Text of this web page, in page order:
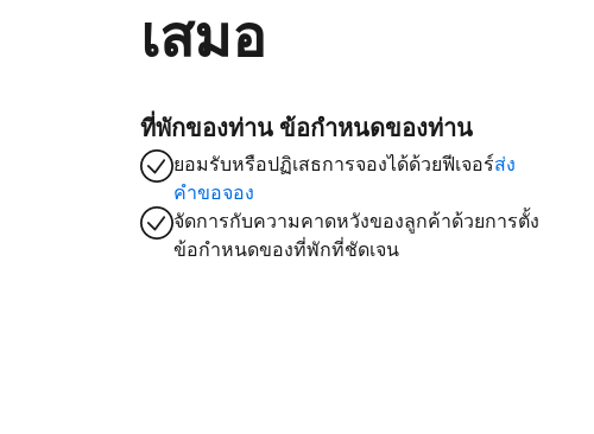
เสมอ
ที่พักของท่าน ข้อกำหนดของท่าน
ยอมรับหรือปฏิเสธการจองได้ด้วยฟีเจอร์ส่ง
คำขอจอง
จัดการกับความคาดหวังของลูกค้าด้วยการตั้ง
ข้อกำหนดของที่พักที่ชัดเจน